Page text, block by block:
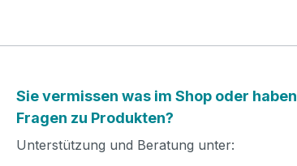
Sie vermissen was im Shop oder haben
Fragen zu Produkten?
Unterstützung und Beratung unter: